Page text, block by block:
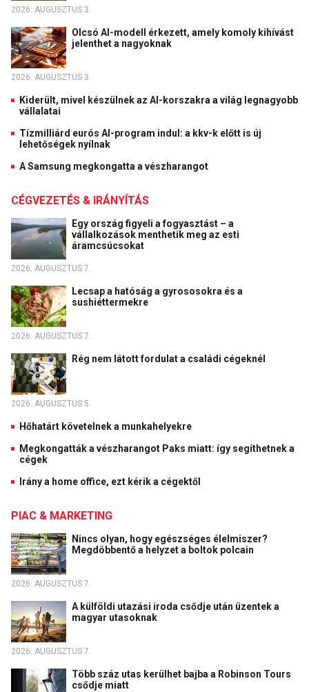
2026. AUGUSZTUS 3.
Olcsó AI-modell érkezett, amely komoly kihívást
jelenthet a nagyoknak
2026. AUGUSZTUS 3.
Kiderült, mivel készülnek az AI-korszakra a világ legnagyobb
vállalatai
Tízmilliárd eurós AI-program indul: a kkv-k előtt is új
lehetőségek nyílnak
A Samsung megkongatta a vészharangot
CÉGVEZETÉS & IRÁNYÍTÁS
Egy ország figyeli a fogyasztást – a
vállalkozások menthetik meg az esti
áramcsúcsokat
2026. AUGUSZTUS 7.
Lecsap a hatóság a gyrososokra és a
sushiéttermekre
2026. AUGUSZTUS 7.
Rég nem látott fordulat a családi cégeknél
2026. AUGUSZTUS 5.
Hőhatárt követelnek a munkahelyekre
Megkongatták a vészharangot Paks miatt: így segíthetnek a
cégek
Irány a home office, ezt kérik a cégektől
PIAC & MARKETING
Nincs olyan, hogy egészséges élelmiszer?
Megdöbbentő a helyzet a boltok polcain
2026. AUGUSZTUS 7.
A külföldi utazási iroda csődje után üzentek a
magyar utasoknak
2026. AUGUSZTUS 7.
Több száz utas kerülhet bajba a Robinson Tours
csődje miatt